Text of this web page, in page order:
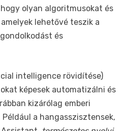
olyan algoritmusokat és
lehetővé teszik a
és
intelligence rövidítése)
képesek automatizálni és
kizárólag emberi
a hangasszisztensek,